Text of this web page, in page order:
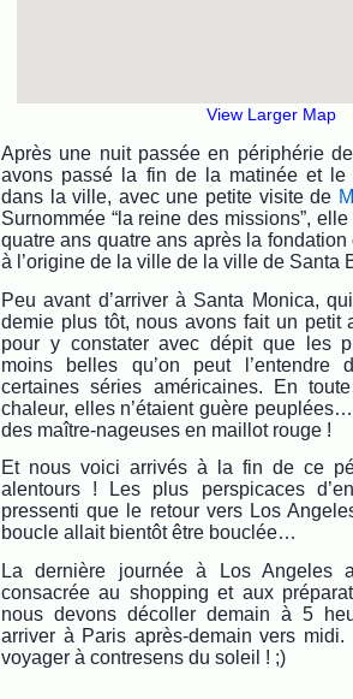
View Larger Map
Après une nuit passée en périphérie
avons passé la fin de la matinée et le
dans la ville, avec une petite visite de
Surnommée “la reine des missions”,
quatre ans quatre ans après la
à l’origine de la ville de la ville de Santa
Peu avant d’arriver à Santa Monica,
demie plus tôt, nous avons fait un petit
pour y constater avec dépit que les
moins belles qu’on peut
certaines séries américaines. En
chaleur, elles n’étaient guère
des maître-nageuses en maillot rouge !
Et nous voici arrivés à la fin de ce
alentours ! Les plus perspicaces
pressenti que le retour vers Los
boucle allait bientôt être bouclée…
La dernière journée à Los Angeles
consacrée au shopping et aux
nous devons décoller demain à 5
arriver à Paris après-demain vers midi.
voyager à contresens du soleil ! ;)